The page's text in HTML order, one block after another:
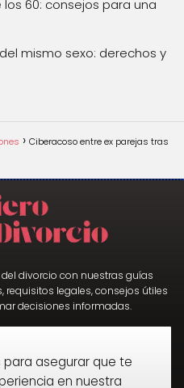
60: consejos para una
mismo sexo: derechos y
Ciberacoso entre ex parejas tras
divorcio con nuestras guías
requisitos legales, consejos útiles
decisiones informadas.
| Cookies|
y Condiciones
para asegurar que te
en nuestra